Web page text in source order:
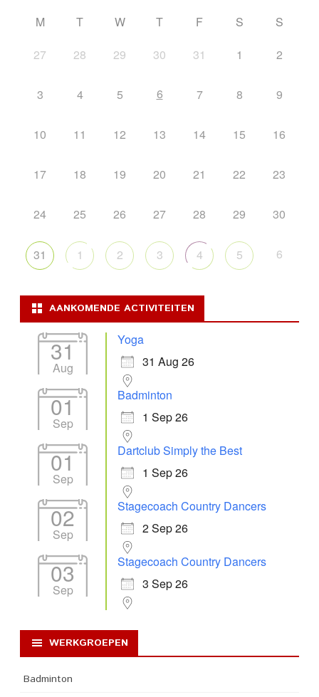
M T W T F S
S
27
28 29 30 31 1 2
3 4 5 6 7 8 9
10 11 12 13 14 15 16
17 18 19 20 21 22 23
24 25 26 27 28 29 30
31 1 2 3 4 5 6
AANKOMENDE ACTIVITEITEN
31
Aug
Yoga
31 Aug 26
01
Sep
Badminton
1 Sep 26
01
Sep
Dartclub Simply the Best
1 Sep 26
02
Sep
Stagecoach Country Dancers
2 Sep 26
03
Sep
Stagecoach Country Dancers
3 Sep 26
WERKGROEPEN
Badminton